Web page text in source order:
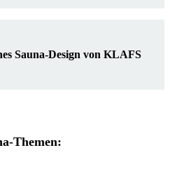
Sauna-Design von KLAFS
Themen: